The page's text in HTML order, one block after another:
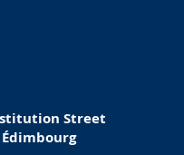
Street
Édimbourg